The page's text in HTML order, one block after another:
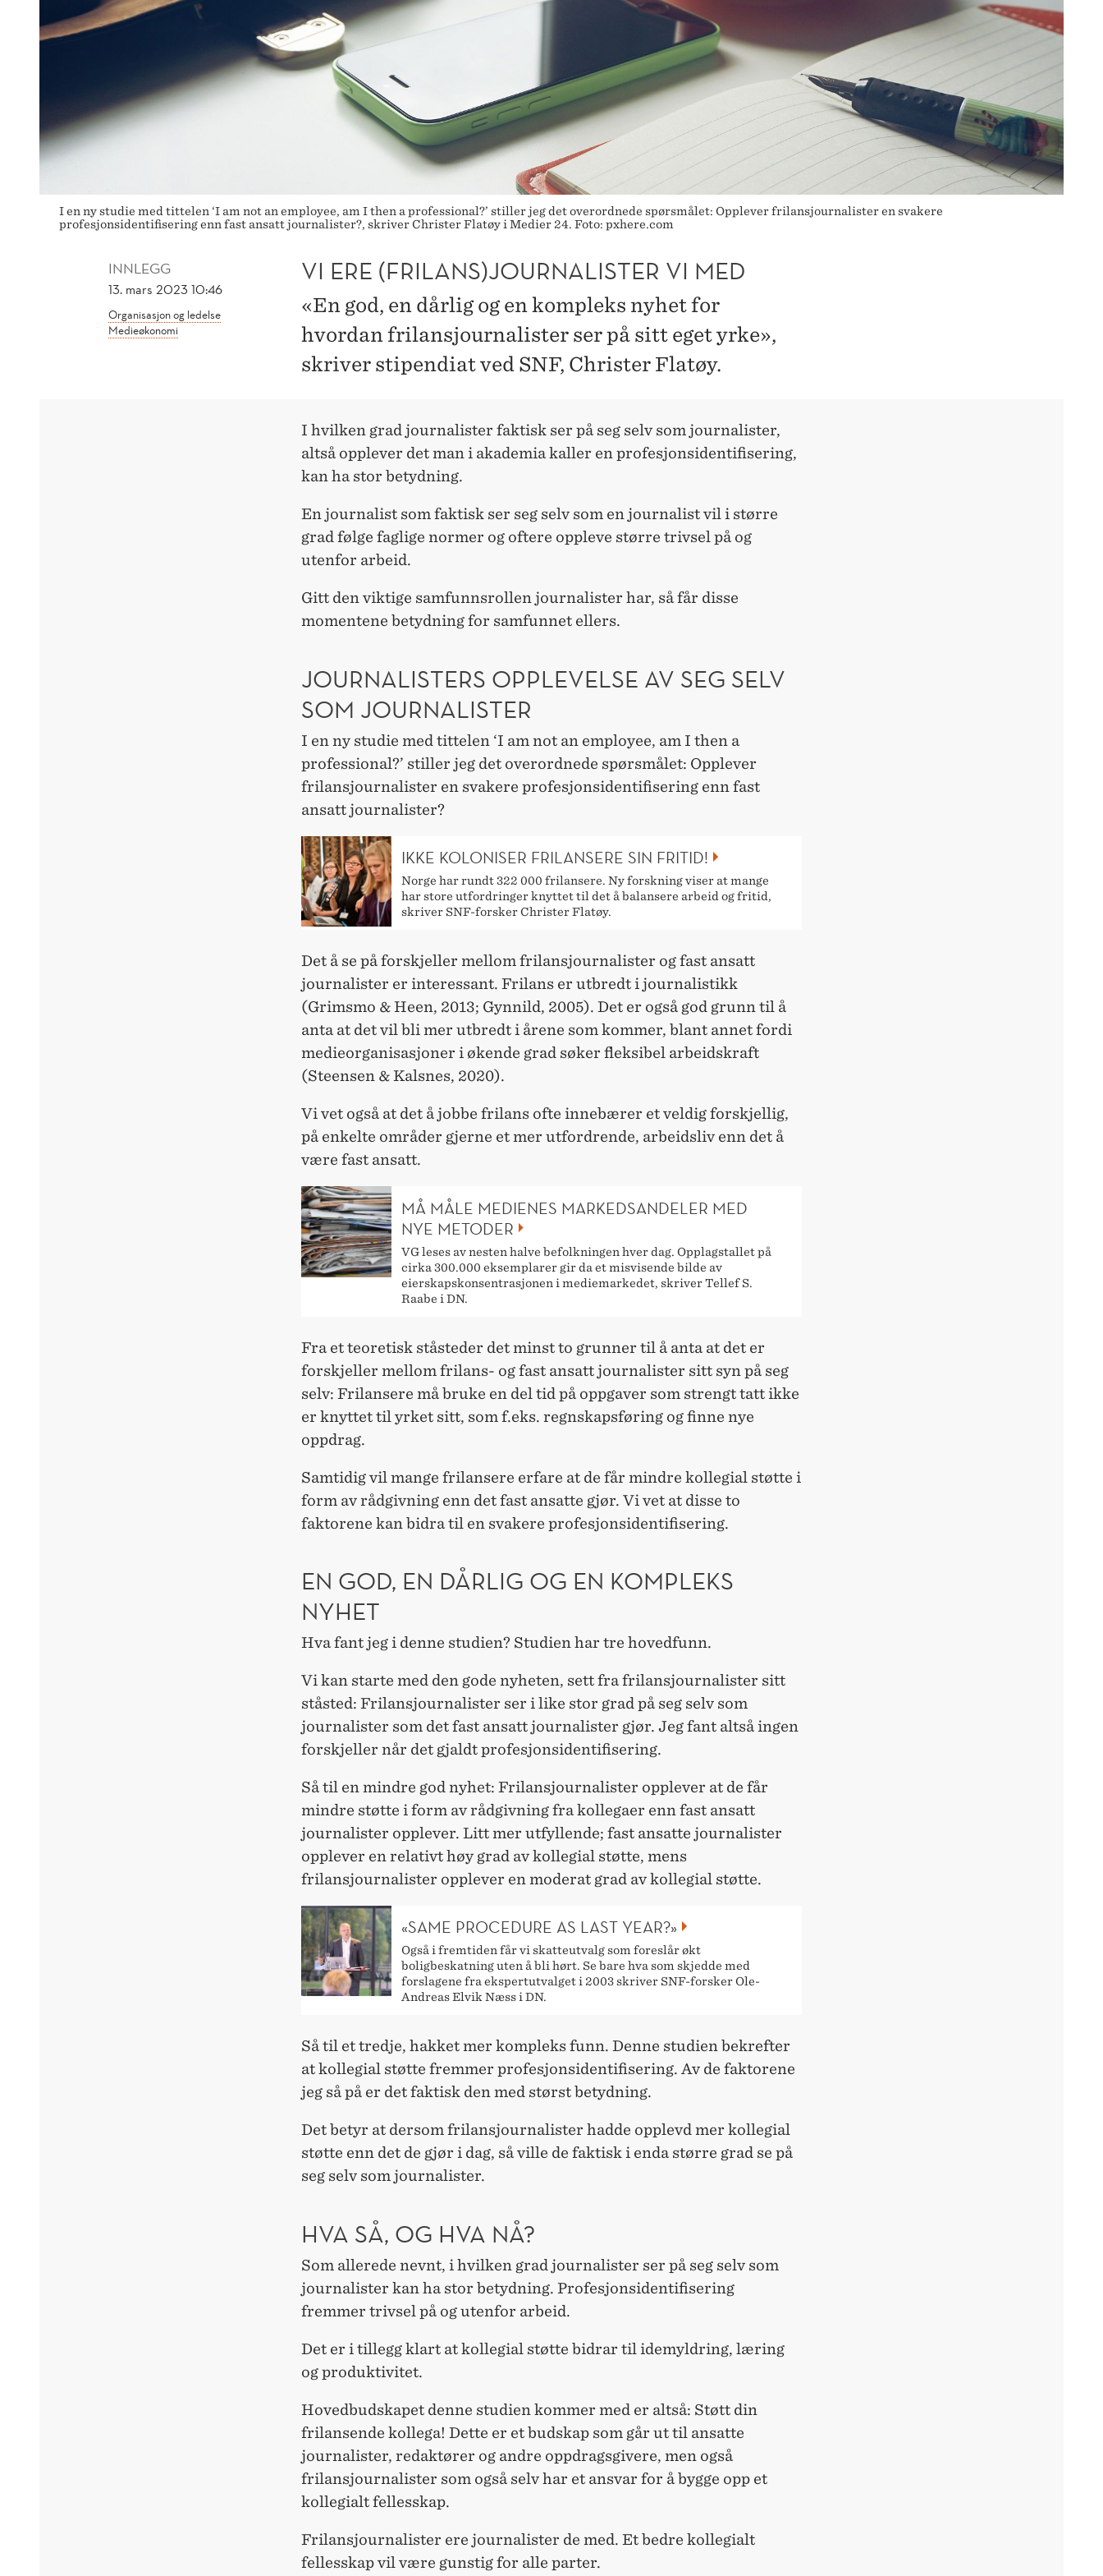
I en ny studie med tittelen ‘I am not an employee, am I then a professional?’ stiller jeg det overordnede spørsmålet: Opplever frilansjournalister en svakere
profesjonsidentifisering enn fast ansatt journalister?, skriver Christer Flatøy i Medier 24. Foto: pxhere.com
INNLEGG
13. mars 2023 10:46
Organisasjon og ledelse
Medieøkonomi
VI ERE (FRILANS)­JOURNALISTER VI MED
«En god, en dårlig og en kompleks nyhet for
hvordan frilansjournalister ser på sitt eget yrke»,
skriver stipendiat ved SNF, Christer Flatøy.
I hvilken grad journalister faktisk ser på seg selv som journalister,
altså opplever det man i akademia kaller en profesjonsidentifisering,
kan ha stor betydning.
En journalist som faktisk ser seg selv som en journalist vil i større
grad følge faglige normer og oftere oppleve større trivsel på og
utenfor arbeid.
Gitt den viktige samfunnsrollen journalister har, så får disse
momentene betydning for samfunnet ellers.
JOURNALISTERS OPPLEVELSE AV SEG SELV
SOM JOURNALISTER
I en ny studie med tittelen ‘I am not an employee, am I then a
professional?’ stiller jeg det overordnede spørsmålet: Opplever
frilansjournalister en svakere profesjonsidentifisering enn fast
ansatt journalister?
IKKE KOLONISER FRI­LANSERE SIN FRITID!
Norge har rundt 322 000 frilansere. Ny forskning viser at mange
har store utfordringer knyttet til det å balansere arbeid og fritid,
skriver SNF-forsker Christer Flatøy.
Det å se på forskjeller mellom frilansjournalister og fast ansatt
journalister er interessant. Frilans er utbredt i journalistikk
(Grimsmo & Heen, 2013; Gynnild, 2005). Det er også god grunn til å
anta at det vil bli mer utbredt i årene som kommer, blant annet fordi
medieorganisasjoner i økende grad søker fleksibel arbeidskraft
(Steensen & Kalsnes, 2020).
Vi vet også at det å jobbe frilans ofte innebærer et veldig forskjellig,
på enkelte områder gjerne et mer utfordrende, arbeidsliv enn det å
være fast ansatt.
MÅ MÅLE MEDIENES MARKEDSANDELER MED
NYE METODER
VG leses av nesten halve befolkningen hver dag. Opplagstallet på
cirka 300.000 eksemplarer gir da et misvisende bilde av
eierskapskonsentrasjonen i mediemarkedet, skriver Tellef S.
Raabe i DN.
Fra et teoretisk ståsteder det minst to grunner til å anta at det er
forskjeller mellom frilans- og fast ansatt journalister sitt syn på seg
selv: Frilansere må bruke en del tid på oppgaver som strengt tatt ikke
er knyttet til yrket sitt, som f.eks. regnskapsføring og finne nye
oppdrag.
Samtidig vil mange frilansere erfare at de får mindre kollegial støtte i
form av rådgivning enn det fast ansatte gjør. Vi vet at disse to
faktorene kan bidra til en svakere profesjonsidentifisering.
EN GOD, EN DÅRLIG OG EN KOMPLEKS
NYHET
Hva fant jeg i denne studien? Studien har tre hovedfunn.
Vi kan starte med den gode nyheten, sett fra frilansjournalister sitt
ståsted: Frilansjournalister ser i like stor grad på seg selv som
journalister som det fast ansatt journalister gjør. Jeg fant altså ingen
forskjeller når det gjaldt profesjonsidentifisering.
Så til en mindre god nyhet: Frilansjournalister opplever at de får
mindre støtte i form av rådgivning fra kollegaer enn fast ansatt
journalister opplever. Litt mer utfyllende; fast ansatte journalister
opplever en relativt høy grad av kollegial støtte, mens
frilansjournalister opplever en moderat grad av kollegial støtte.
«SAME PROCEDURE AS LAST YEAR?»
Også i fremtiden får vi skatteutvalg som foreslår økt
boligbeskatning uten å bli hørt. Se bare hva som skjedde med
forslagene fra ekspertutvalget i 2003 skriver SNF-forsker Ole-
Andreas Elvik Næss i DN.
Så til et tredje, hakket mer kompleks funn. Denne studien bekrefter
at kollegial støtte fremmer profesjonsidentifisering. Av de faktorene
jeg så på er det faktisk den med størst betydning.
Det betyr at dersom frilansjournalister hadde opplevd mer kollegial
støtte enn det de gjør i dag, så ville de faktisk i enda større grad se på
seg selv som journalister.
HVA SÅ, OG HVA NÅ?
Som allerede nevnt, i hvilken grad journalister ser på seg selv som
journalister kan ha stor betydning. Profesjonsidentifisering
fremmer trivsel på og utenfor arbeid.
Det er i tillegg klart at kollegial støtte bidrar til idemyldring, læring
og produktivitet.
Hovedbudskapet denne studien kommer med er altså: Støtt din
frilansende kollega! Dette er et budskap som går ut til ansatte
journalister, redaktører og andre oppdragsgivere, men også
frilansjournalister som også selv har et ansvar for å bygge opp et
kollegialt fellesskap.
Frilansjournalister ere journalister de med. Et bedre kollegialt
fellesskap vil være gunstig for alle parter.